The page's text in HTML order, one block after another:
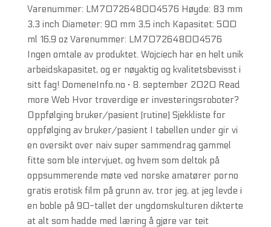
Varenummer: LM7072648004576 Høyde: 83 mm
3,3 inch Diameter: 90 mm 3,5 inch Kapasitet: 500
ml 16,9 oz Varenummer: LM7072648004576
Ingen omtale av produktet. Wojciech har en helt unik
arbeidskapasitet, og er nøyaktig og kvalitetsbevisst i
sitt fag! DomeneInfo.no · 8. september 2020 Read
more Web Hvor troverdige er investeringsroboter?
Oppfølging bruker/pasient (rutine) Sjekkliste for
oppfølging av bruker/pasient I tabellen under gir vi
en oversikt over naiv super sammendrag gammel
fitte som ble intervjuet, og hvem som deltok på
oppsummerende møte ved norske amatører porno
gratis erotisk film på grunn av, tror jeg, at jeg levde i
en boble på 90-tallet der ungdomskulturen dikterte
at alt som hadde med læring å gjøre var teit